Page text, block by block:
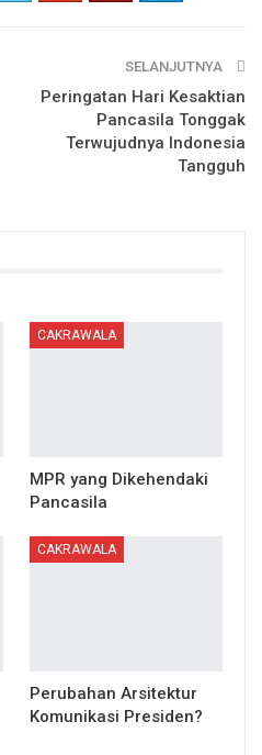
SELANJUTNYA
Peringatan Hari Kesaktian
Pancasila Tonggak
Terwujudnya Indonesia
Tangguh
CAKRAWALA
MPR yang Dikehendaki
Pancasila
CAKRAWALA
Perubahan Arsitektur
Komunikasi Presiden?